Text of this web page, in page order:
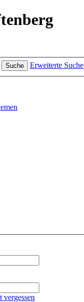
Suche Erweiterte Suche
vergessen